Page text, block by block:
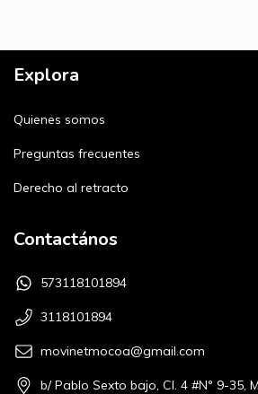
Explora
Quienes somos
Preguntas frecuentes
Derecho al retracto
Contactános
573118101894
3118101894
movinetmocoa@gmail.com
b/ Pablo Sexto bajo, Cl. 4 #N° 9-35,